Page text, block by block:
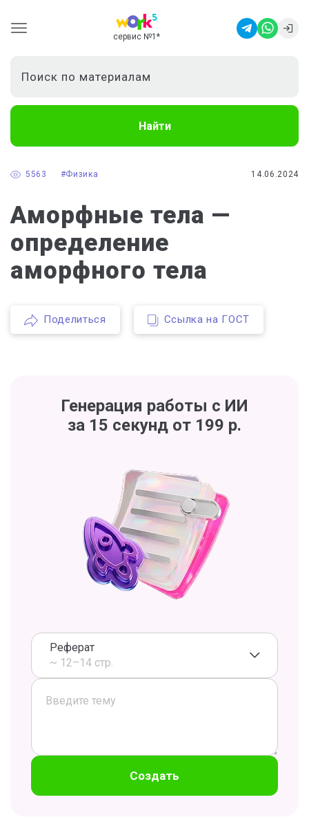
сервис №1 *
Найти
14.06.2024
#Физика
5563
Аморфные тела —
определение
аморфного тела
Поделиться Ссылка на ГОСТ
Генерация работы с ИИ
за 15 секунд от 199 р.
Реферат
~ 12–14 стр.
Создать